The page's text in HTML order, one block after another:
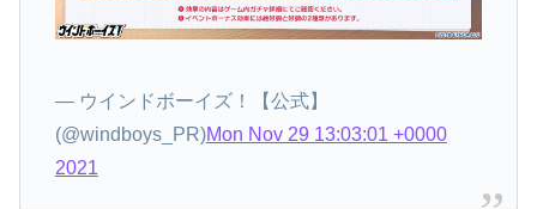
— ウインドボーイズ！【公式】
(@windboys_PR)Mon Nov 29 13:03:01 +0000
2021